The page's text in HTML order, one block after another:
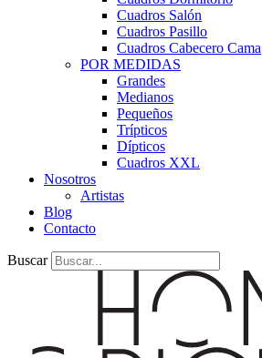
Cuadros Salón
Cuadros Pasillo
Cuadros Cabecero Cama
POR MEDIDAS
Grandes
Medianos
Pequeños
Trípticos
Dípticos
Cuadros XXL
Nosotros
Artistas
Blog
Contacto
Buscar